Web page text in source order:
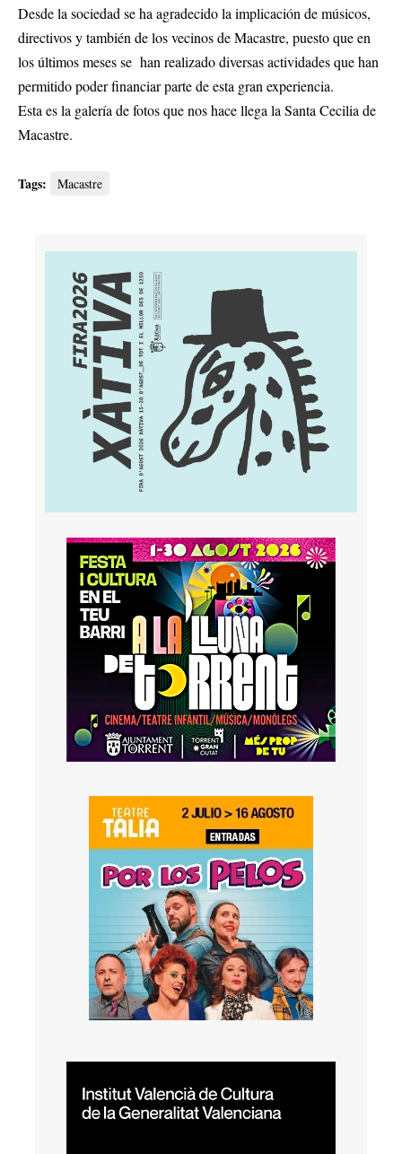
Desde la sociedad se ha agradecido la implicación de músicos,
directivos y también de los vecinos de Macastre, puesto que en
los últimos meses se han realizado diversas actividades que han
permitido poder financiar parte de esta gran experiencia.
Esta es la galería de fotos que nos hace llega la Santa Cecilia de
Macastre.
Tags: Macastre